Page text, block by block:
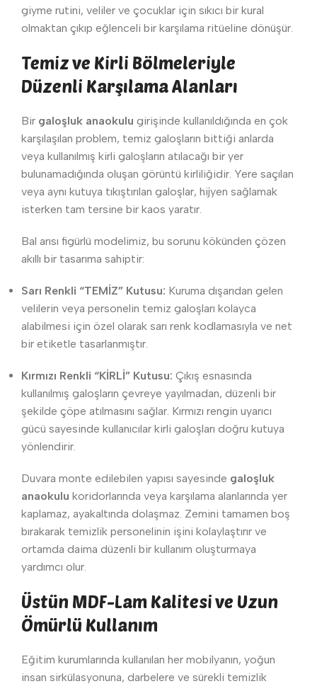
giyme rutini, veliler ve çocuklar için sıkıcı bir kural
olmaktan çıkıp eğlenceli bir karşılama ritüeline dönüşür.
Temiz ve Kirli Bölmeleriyle
Düzenli Karşılama Alanları
Bir galoşluk anaokulu girişinde kullanıldığında en çok
karşılaşılan problem, temiz galoşların bittiği anlarda
veya kullanılmış kirli galoşların atılacağı bir yer
bulunamadığında oluşan görüntü kirliliğidir. Yere saçılan
veya aynı kutuya tıkıştırılan galoşlar, hijyen sağlamak
isterken tam tersine bir kaos yaratır.
Bal arısı figürlü modelimiz, bu sorunu kökünden çözen
akıllı bir tasarıma sahiptir:
Sarı Renkli “TEMİZ” Kutusu: Kuruma dışarıdan gelen
velilerin veya personelin temiz galoşları kolayca
alabilmesi için özel olarak sarı renk kodlamasıyla ve net
bir etiketle tasarlanmıştır.
Kırmızı Renkli “KİRLİ” Kutusu: Çıkış esnasında
kullanılmış galoşların çevreye yayılmadan, düzenli bir
şekilde çöpe atılmasını sağlar. Kırmızı rengin uyarıcı
gücü sayesinde kullanıcılar kirli galoşları doğru kutuya
yönlendirir.
Duvara monte edilebilen yapısı sayesinde galoşluk
anaokulu koridorlarında veya karşılama alanlarında yer
kaplamaz, ayakaltında dolaşmaz. Zemini tamamen boş
bırakarak temizlik personelinin işini kolaylaştırır ve
ortamda daima düzenli bir kullanım oluşturmaya
yardımcı olur.
Üstün MDF-Lam Kalitesi ve Uzun
Ömürlü Kullanım
Eğitim kurumlarında kullanılan her mobilyanın, yoğun
insan sirkülasyonuna, darbelere ve sürekli temizlik